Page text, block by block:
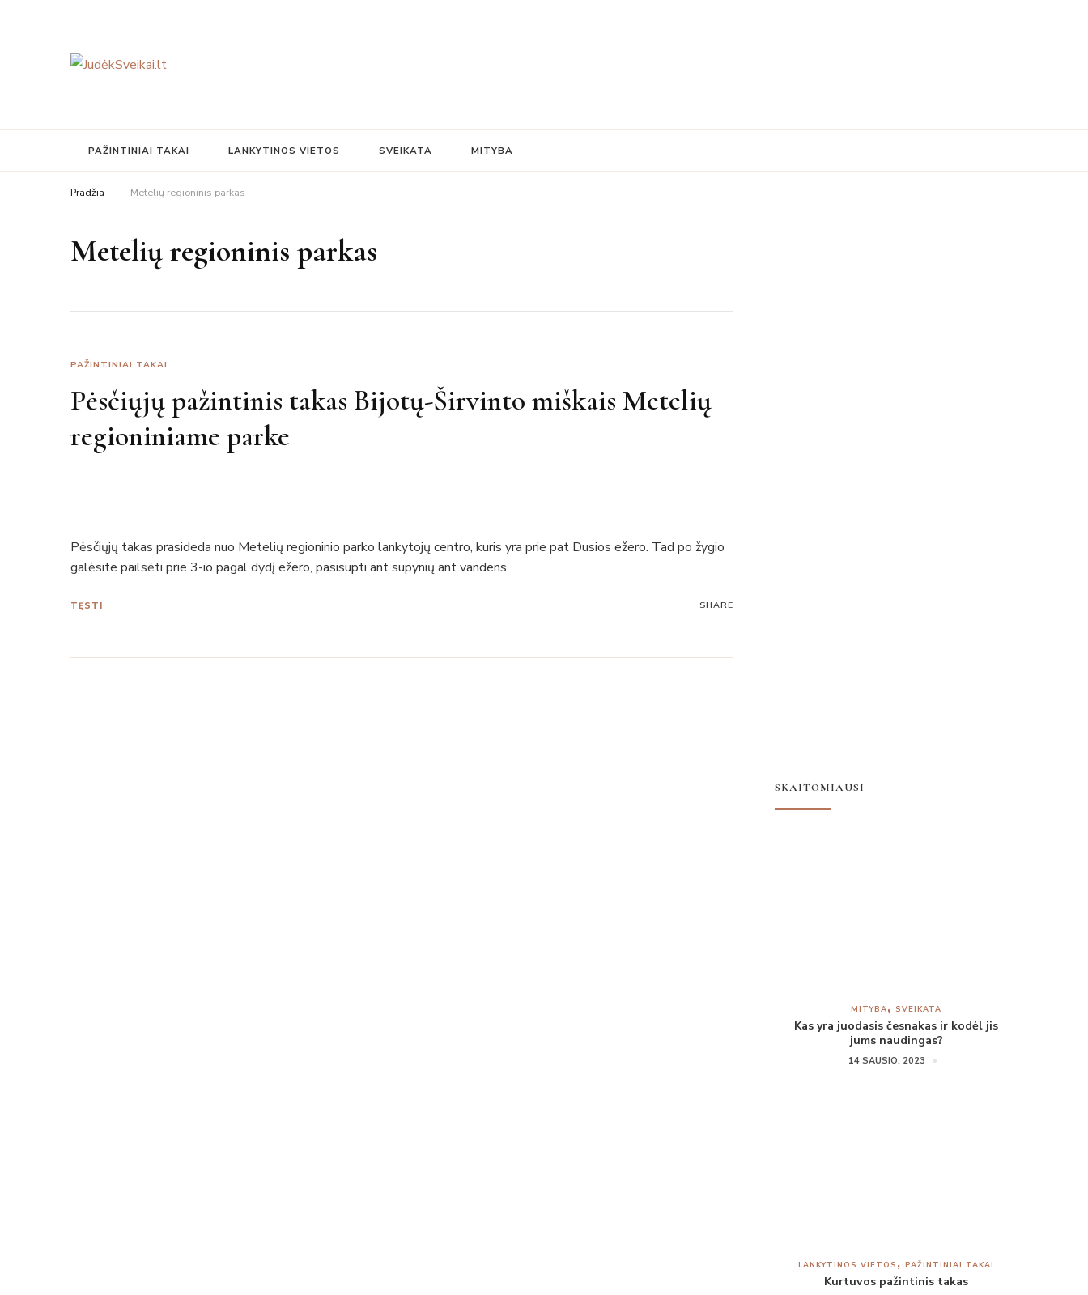
PAŽINTINIAI TAKAI LANKYTINOS VIETOS SVEIKATA MITYBA
Pradžia Metelių regioninis parkas
Metelių regioninis parkas
PAŽINTINIAI TAKAI
Pėsčiųjų pažintinis takas Bijotų-Širvinto miškais Metelių
regioniniame parke
Pėsčiųjų takas prasideda nuo Metelių regioninio parko lankytojų centro, kuris yra prie pat Dusios ežero. Tad po žygio
galėsite pailsėti prie 3-io pagal dydį ežero, pasisupti ant supynių ant vandens.
TĘSTI SHARE
SKAITOMIAUSI
MITYBA SVEIKATA
Kas yra juodasis česnakas ir kodėl jis
jums naudingas?
14 SAUSIO, 2023
LANKYTINOS VIETOS PAŽINTINIAI TAKAI
Kurtuvos pažintinis takas